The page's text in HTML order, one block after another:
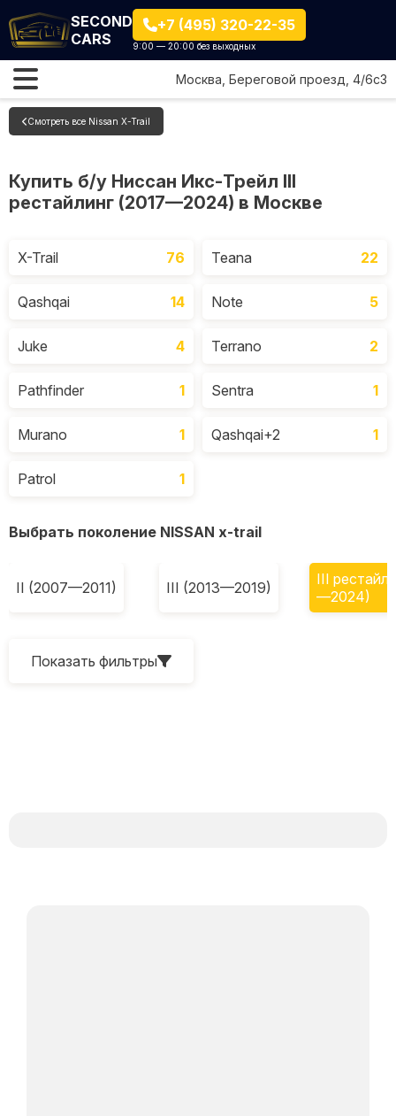
SECOND
CARS
+7 (495) 320-22-35
9:00 — 20:00 без выходных
Москва, Береговой проезд, 4/6с3
Смотреть все Nissan X-Trail
Купить б/у Ниссан Икс-Трейл III
рестайлинг (2017—2024) в Москве
X-Trail 76 Teana 22
Qashqai 14 Note 5
Juke 4 Terrano 2
Pathfinder 1 Sentra 1
Murano 1 Qashqai+2 1
Patrol 1
Выбрать поколение NISSAN x-trail
II (2007—2011) III (2013—2019)
III
—2024)
Показать фильтры